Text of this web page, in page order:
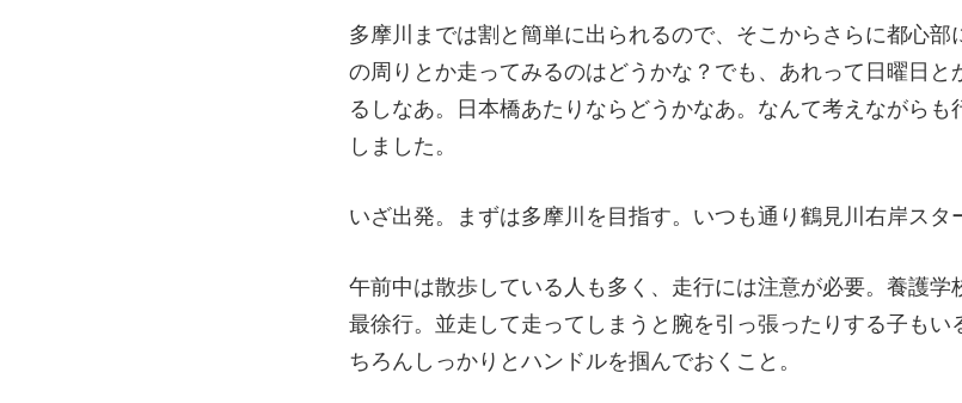
多摩川までは割と簡単に出られるので、そこからさらに都心
の周りとか走ってみるのはどうかな？でも、あれって日曜日と
るしなあ。日本橋あたりならどうかなあ。なんて考えながら
しました。
いざ出発。まずは多摩川を目指す。いつも通り鶴見川右岸スタ
午前中は散歩している人も多く、走行には注意が必要。養護学
最徐行。並走して走ってしまうと腕を引っ張ったりする子もい
ちろんしっかりとハンドルを掴んでおくこと。